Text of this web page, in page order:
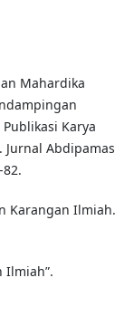
Mahardika
Karya
Abdipamas
Karangan Ilmiah.
Ilmiah”.